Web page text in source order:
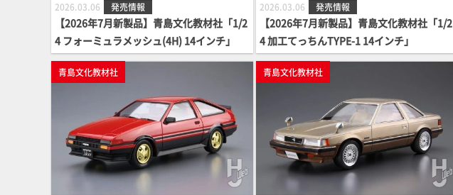
2026.03.06 発売情報
【2026年7月新製品】青島文化教材社「1/2
4 フォーミュラメッシュ(4H) 14インチ」
2026.03.06 発売情報
【2026年7月新製品】青島文化教材社「1/2
4 加工てっちんTYPE-1 14インチ」
青島文化教材社 青島文化教材社